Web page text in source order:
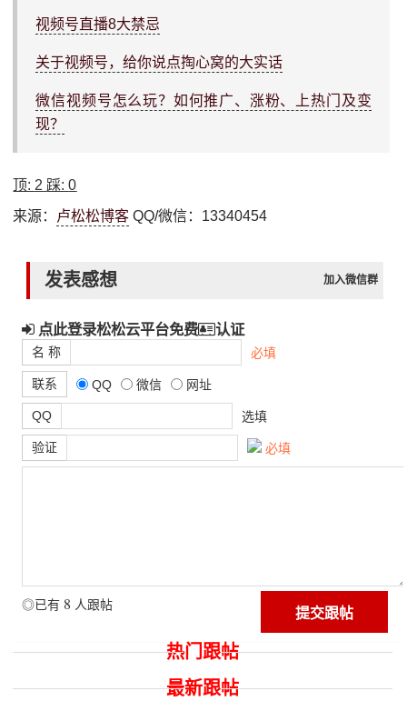
视频号直播8大禁忌
关于视频号，给你说点掏心窝的大实话
微信视频号怎么玩？如何推广、涨粉、上热门及变
现？
顶: 2 踩:0
来源： 卢松松博客 QQ/微信：13340454
发表感想 加入微信群
点此登录松松云平台免费 认证
名 称 必填
联系 QQ 微信 网址
QQ 选填
验证 必填
◎已有 8 人跟帖
热门跟帖
最新跟帖